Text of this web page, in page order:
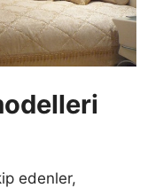
edenler,